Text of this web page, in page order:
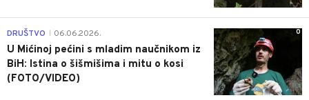
0
DRUŠTVO 06.06.2026.
U Mićinoj pećini s mladim naučnikom iz
BiH: Istina o šišmišima i mitu o kosi
(FOTO/VIDEO)